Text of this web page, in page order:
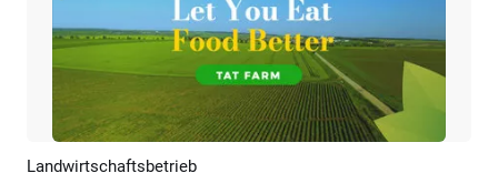
Landwirtschaftsbetrieb